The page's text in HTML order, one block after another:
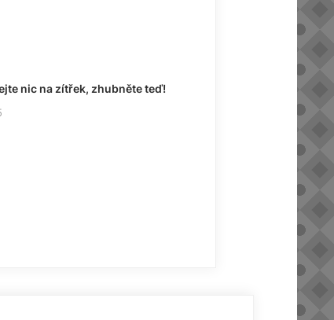
nic na zítřek, zhubněte teď!